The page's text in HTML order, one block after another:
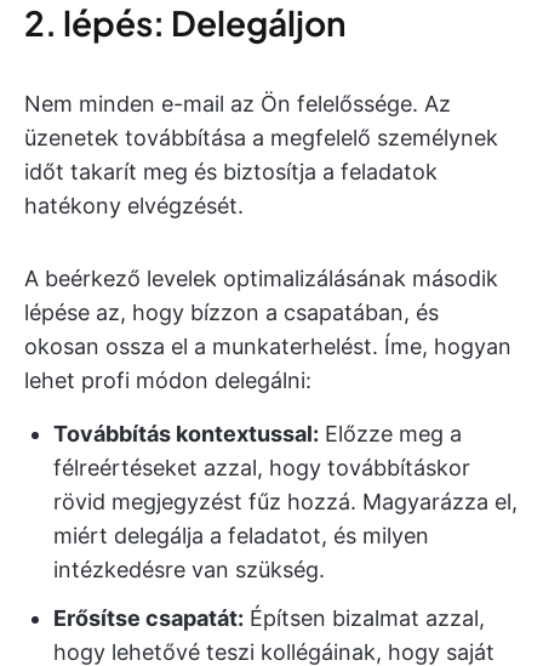
2. lépés: Delegáljon
Nem minden e-mail az Ön felelőssége. Az
üzenetek továbbítása a megfelelő személynek
időt takarít meg és biztosítja a feladatok
hatékony elvégzését.
A beérkező levelek optimalizálásának második
lépése az, hogy bízzon a csapatában, és
okosan ossza el a munkaterhelést. Íme, hogyan
lehet profi módon delegálni:
Továbbítás kontextussal: Előzze meg a
félreértéseket azzal, hogy továbbításkor
rövid megjegyzést fűz hozzá. Magyarázza el,
miért delegálja a feladatot, és milyen
intézkedésre van szükség.
Erősítse csapatát: Építsen bizalmat azzal,
hogy lehetővé teszi kollégáinak, hogy saját